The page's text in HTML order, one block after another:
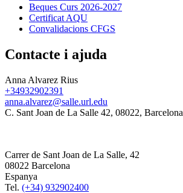
Beques Curs 2026-2027
Certificat AQU
Convalidacions CFGS
Contacte i ajuda
Anna Alvarez Rius
+34932902391
anna.alvarez@salle.url.edu
C. Sant Joan de La Salle 42, 08022, Barcelona
Carrer de Sant Joan de La Salle, 42
08022 Barcelona
Espanya
Tel. (+34) 932902400